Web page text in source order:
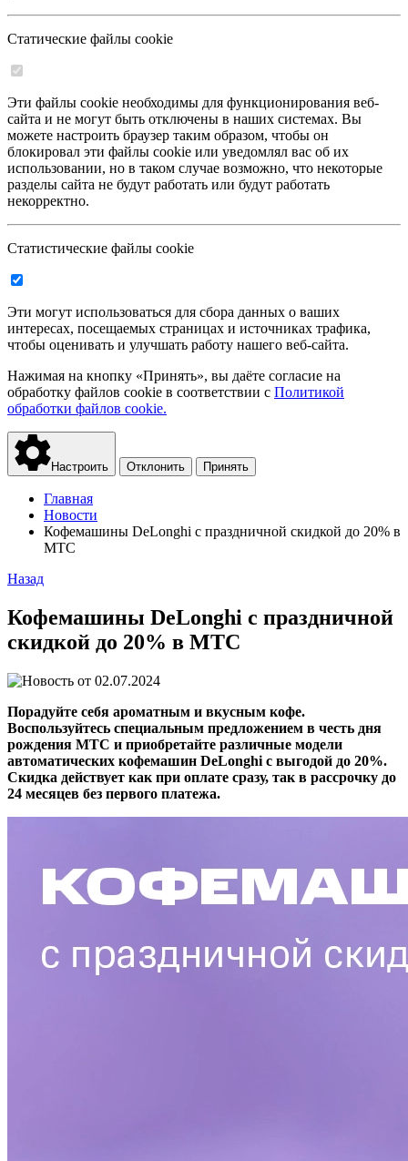
Статические файлы cookie
Эти файлы cookie необходимы для функционирования веб-
сайта и не могут быть отключены в наших системах. Вы
можете настроить браузер таким образом, чтобы он
блокировал эти файлы cookie или уведомлял вас об их
использовании, но в таком случае возможно, что некоторые
разделы сайта не будут работать или будут работать
некорректно.
Статистические файлы cookie
Эти могут использоваться для сбора данных о ваших
интересах, посещаемых страницах и источниках трафика,
чтобы оценивать и улучшать работу нашего веб-сайта.
Нажимая на кнопку «Принять», вы даёте согласие на
обработку файлов cookie в соответствии с Политикой
обработки файлов cookie.
Настроить Отклонить Принять
Главная
Новости
Кофемашины DeLonghi с праздничной скидкой до 20% в
МТС
Назад
Кофемашины DeLonghi с праздничной
скидкой до 20% в МТС
02.07.2024
Порадуйте себя ароматным и вкусным кофе.
Воспользуйтесь специальным предложением в честь дня
рождения МТС и приобретайте различные модели
автоматических кофемашин DeLonghi с выгодой до 20%.
Скидка действует как при оплате сразу, так в рассрочку до
24 месяцев без первого платежа.